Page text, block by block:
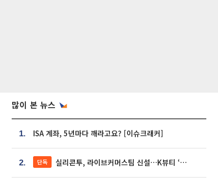
많이 본 뉴스
1. ISA 계좌, 5년마다 깨라고요? [이슈크래커]
2. 단독 실리콘투, 라이브커머스팀 신설…K뷰티 ‘글로벌 판매망’ 확대[K뷰티 라방戰]